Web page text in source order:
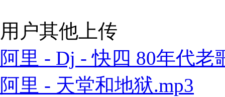
用户其他上传
阿里 - Dj - 快四 80年代老
阿里 - 天堂和地狱.mp3